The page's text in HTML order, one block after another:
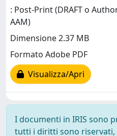
: Post-Print (DRAFT o
AAM)
Dimensione 2.37 MB
Formato Adobe PDF
Visualizza/Apri
I documenti in IRIS sono
tutti i diritti sono riservati,